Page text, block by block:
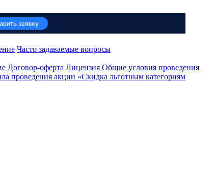
Часто задаваемые вопросы
Договор-оферта Лицензия Общие условия проведения
проведения акции «Скидка льготным категориям